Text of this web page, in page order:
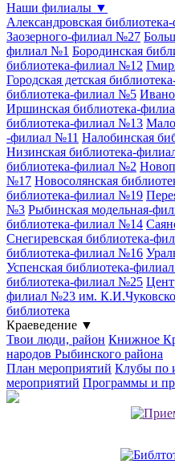
Наши филиалы ▼
Александровская
Заозерного-филиал №27
филиал №1 Бородинская
библиотека-филиал №12
Городская детская
библиотека-филиал №5
Иршинская библиотека-
библиотека-филиал №13
-филиал №11 Налобинская
Низинская библиотека-
библиотека-филиал №2
№17 Новосолянская
библиотека-филиал №19
№3 Рыбинская модельная-
библиотека-филиал №14
Снегиревская библиотека-
библиотека-филиал №16
Успенская библиотека-
библиотека-филиал №25
филиал №23 им.
библиотека
Краеведение ▼
Твои люди, район Книжное
народов Рыбинского района
План мероприятий Клубы по
мероприятий Программы и